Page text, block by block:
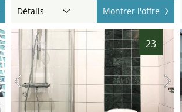
Détails Montrer l'offre
23